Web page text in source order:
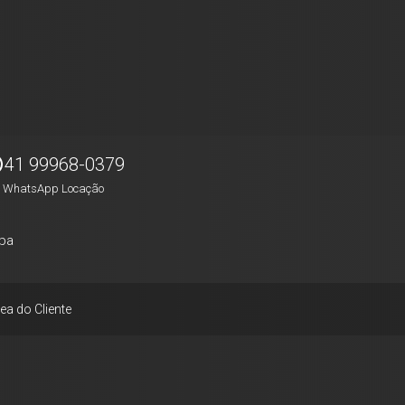
41 99968-0379
WhatsApp Locação
do Cliente